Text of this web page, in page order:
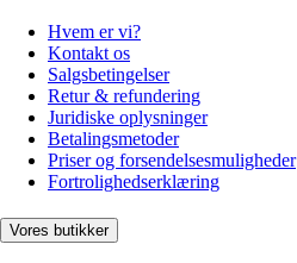
Hvem er vi?
Kontakt os
Salgsbetingelser
Retur & refundering
Juridiske oplysninger
Betalingsmetoder
Priser og forsendelsesmuligheder
Fortrolighedserklæring
Vores butikker